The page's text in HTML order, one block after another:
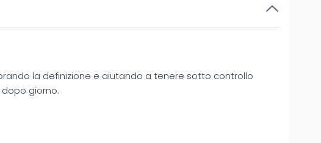
la definizione e aiutando a tenere sotto controllo
giorno.